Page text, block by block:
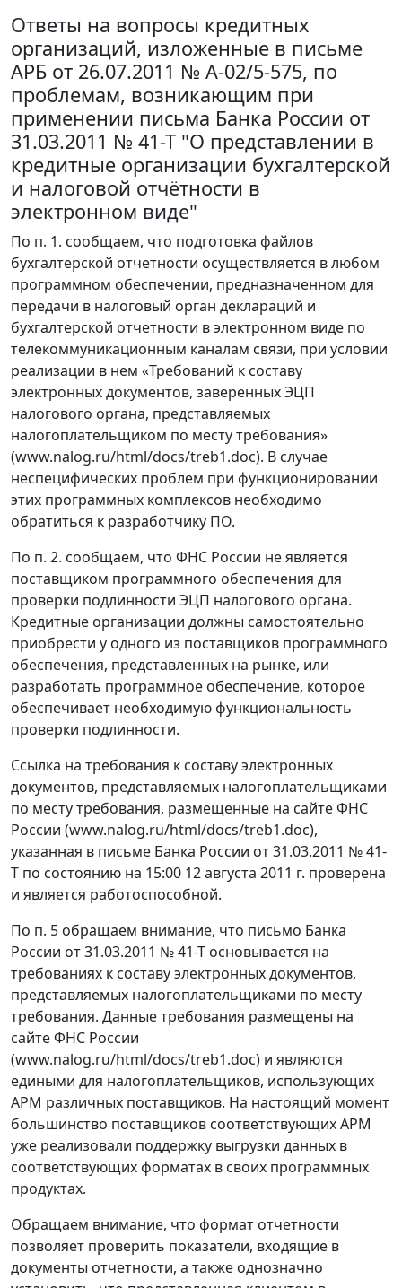
Ответы на вопросы кредитных
организаций, изложенные в письме
АРБ от 26.07.2011 № А-02/5-575, по
проблемам, возникающим при
применении письма Банка России от
31.03.2011 № 41-Т "О представлении в
кредитные организации бухгалтерской
и налоговой отчётности в
электронном виде"
По п. 1. сообщаем, что подготовка файлов
бухгалтерской отчетности осуществляется в любом
программном обеспечении, предназначенном для
передачи в налоговый орган деклараций и
бухгалтерской отчетности в электронном виде по
телекоммуникационным каналам связи, при условии
реализации в нем «Требований к составу
электронных документов, заверенных ЭЦП
налогового органа, представляемых
налогоплательщиком по месту требования»
(www.nalog.ru/html/docs/treb1.doc). В случае
неспецифических проблем при функционировании
этих программных комплексов необходимо
обратиться к разработчику ПО.
По п. 2. сообщаем, что ФНС России не является
поставщиком программного обеспечения для
проверки подлинности ЭЦП налогового органа.
Кредитные организации должны самостоятельно
приобрести у одного из поставщиков программного
обеспечения, представленных на рынке, или
разработать программное обеспечение, которое
обеспечивает необходимую функциональность
проверки подлинности.
Ссылка на требования к составу электронных
документов, представляемых налогоплательщиками
по месту требования, размещенные на сайте ФНС
России (www.nalog.ru/html/docs/treb1.doc),
указанная в письме Банка России от 31.03.2011 № 41-
Т по состоянию на 15:00 12 августа 2011 г. проверена
и является работоспособной.
По п. 5 обращаем внимание, что письмо Банка
России от 31.03.2011 № 41-Т основывается на
требованиях к составу электронных документов,
представляемых налогоплательщиками по месту
требования. Данные требования размещены на
сайте ФНС России
(www.nalog.ru/html/docs/treb1.doc) и являются
едиными для налогоплательщиков, использующих
АРМ различных поставщиков. На настоящий момент
большинство поставщиков соответствующих АРМ
уже реализовали поддержку выгрузки данных в
соответствующих форматах в своих программных
продуктах.
Обращаем внимание, что формат отчетности
позволяет проверить показатели, входящие в
документы отчетности, а также однозначно